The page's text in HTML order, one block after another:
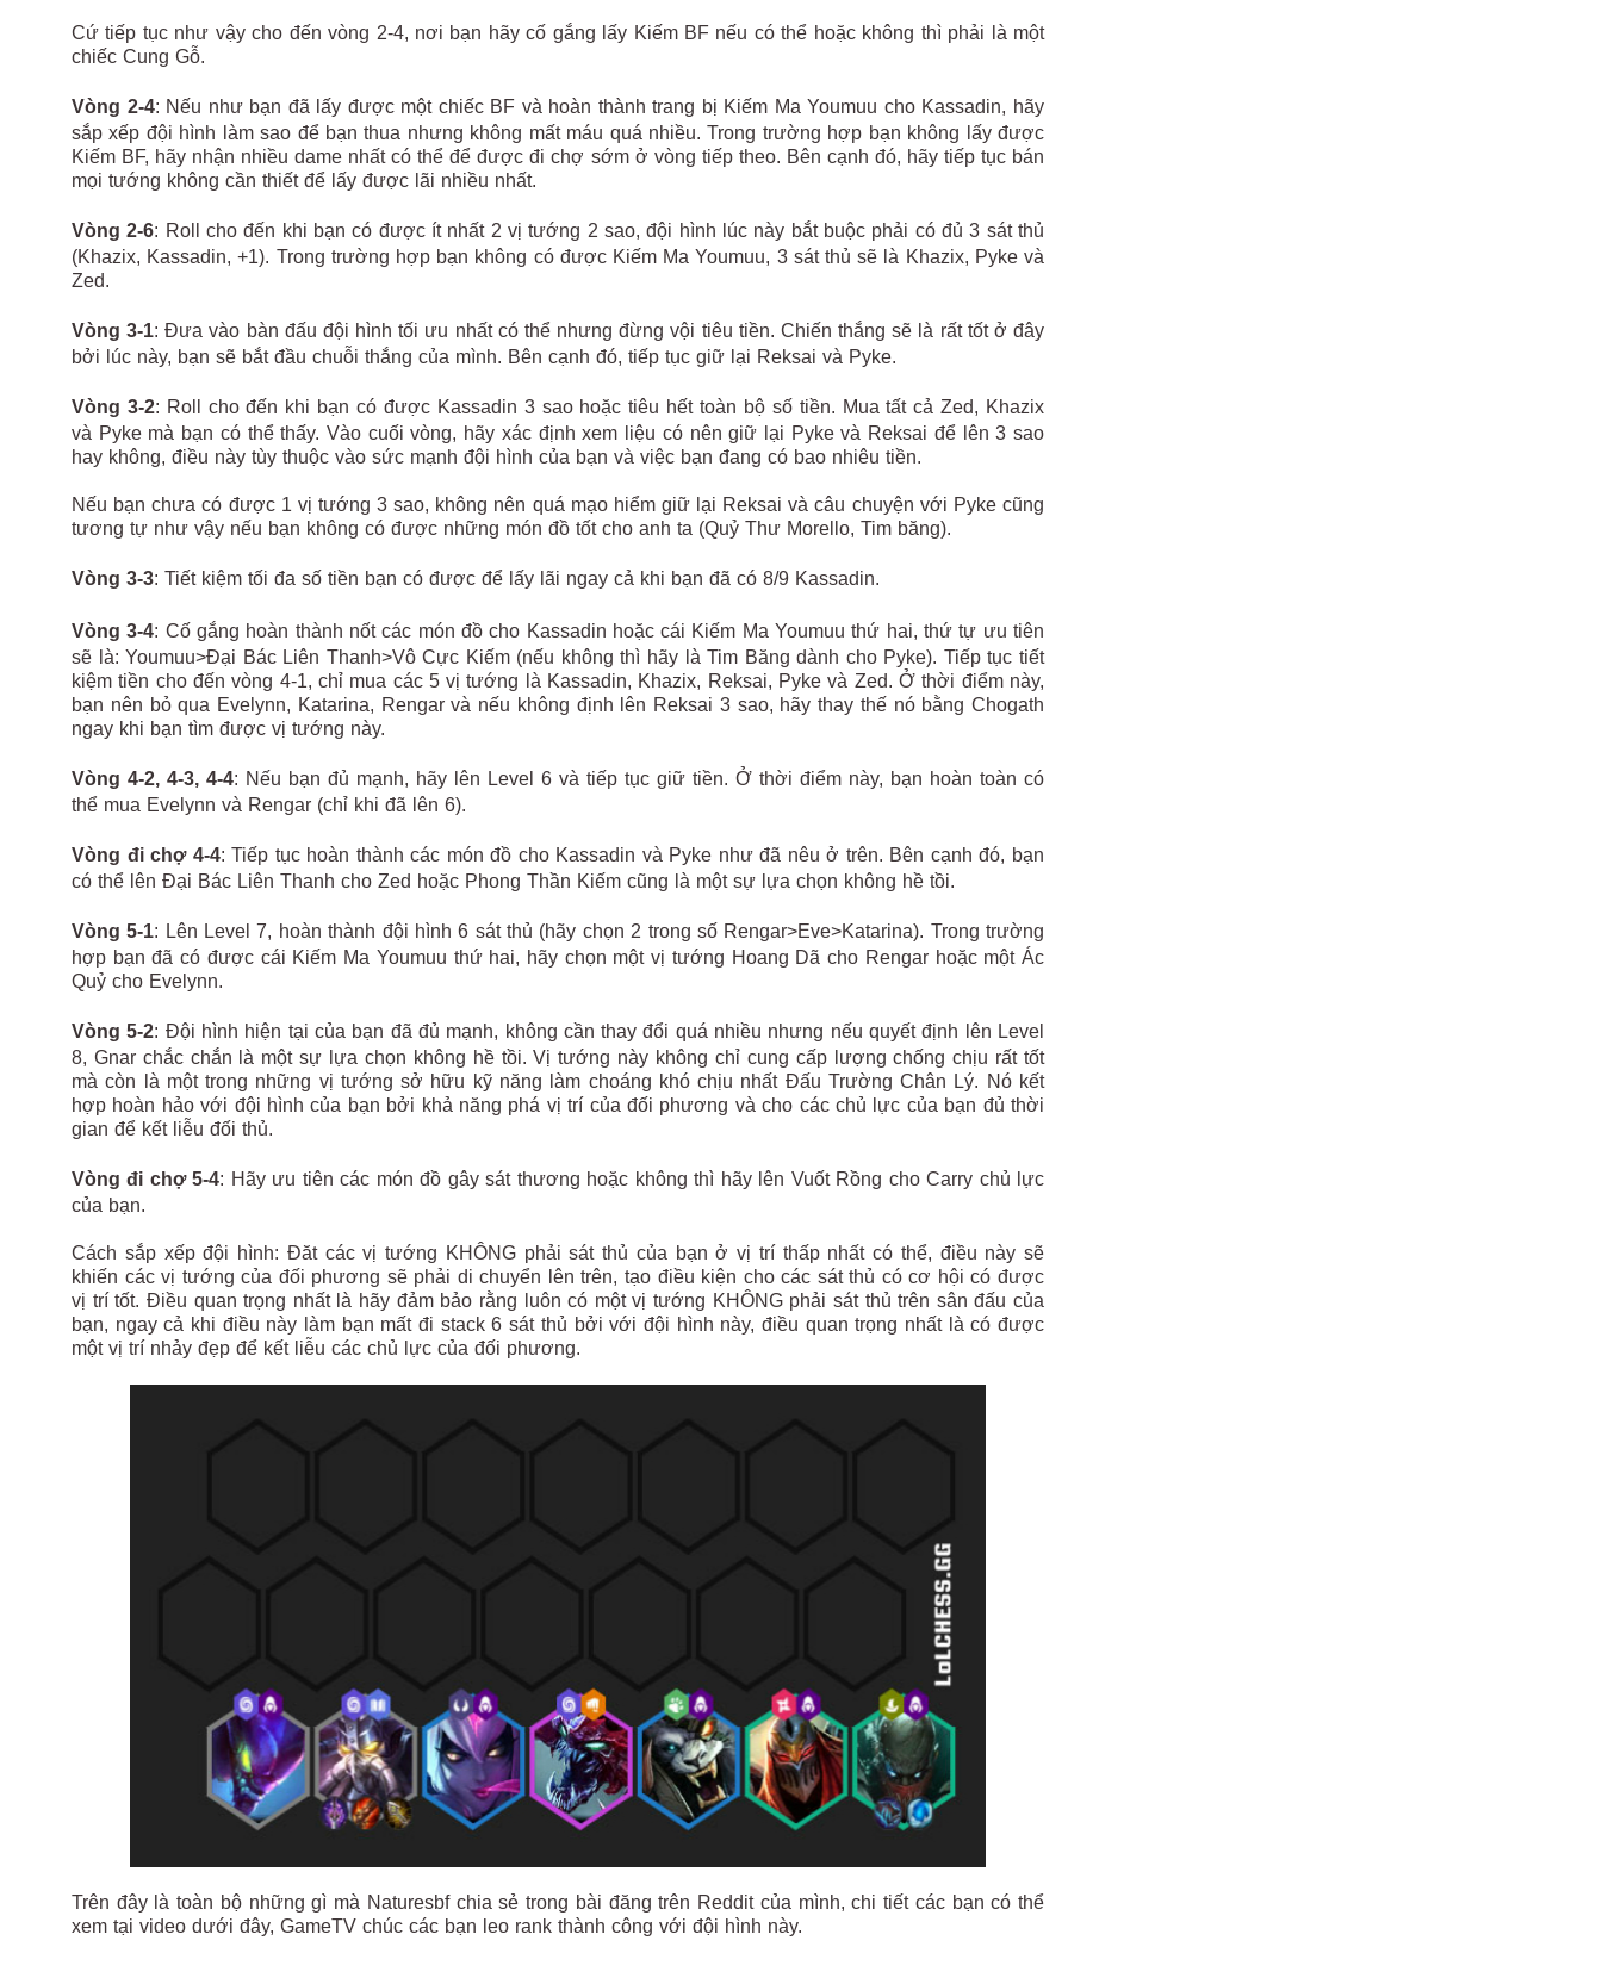
Cứ tiếp tục như vậy cho đến vòng 2-4, nơi bạn hãy cố gắng lấy Kiếm BF nếu có thể hoặc không thì phải là một
chiếc Cung Gỗ.
Vòng 2-4: Nếu như bạn đã lấy được một chiếc BF và hoàn thành trang bị Kiếm Ma Youmuu cho Kassadin, hãy
sắp xếp đội hình làm sao để bạn thua nhưng không mất máu quá nhiều. Trong trường hợp bạn không lấy được
Kiếm BF, hãy nhận nhiều dame nhất có thể để được đi chợ sớm ở vòng tiếp theo. Bên cạnh đó, hãy tiếp tục bán
mọi tướng không cần thiết để lấy được lãi nhiều nhất.
Vòng 2-6: Roll cho đến khi bạn có được ít nhất 2 vị tướng 2 sao, đội hình lúc này bắt buộc phải có đủ 3 sát thủ
(Khazix, Kassadin, +1). Trong trường hợp bạn không có được Kiếm Ma Youmuu, 3 sát thủ sẽ là Khazix, Pyke và
Zed.
Vòng 3-1: Đưa vào bàn đấu đội hình tối ưu nhất có thể nhưng đừng vội tiêu tiền. Chiến thắng sẽ là rất tốt ở đây
bởi lúc này, bạn sẽ bắt đầu chuỗi thắng của mình. Bên cạnh đó, tiếp tục giữ lại Reksai và Pyke.
Vòng 3-2: Roll cho đến khi bạn có được Kassadin 3 sao hoặc tiêu hết toàn bộ số tiền. Mua tất cả Zed, Khazix
và Pyke mà bạn có thể thấy. Vào cuối vòng, hãy xác định xem liệu có nên giữ lại Pyke và Reksai để lên 3 sao
hay không, điều này tùy thuộc vào sức mạnh đội hình của bạn và việc bạn đang có bao nhiêu tiền.
Nếu bạn chưa có được 1 vị tướng 3 sao, không nên quá mạo hiểm giữ lại Reksai và câu chuyện với Pyke cũng
tương tự như vậy nếu bạn không có được những món đồ tốt cho anh ta (Quỷ Thư Morello, Tim băng).
Vòng 3-3: Tiết kiệm tối đa số tiền bạn có được để lấy lãi ngay cả khi bạn đã có 8/9 Kassadin.
Vòng 3-4: Cố gắng hoàn thành nốt các món đồ cho Kassadin hoặc cái Kiếm Ma Youmuu thứ hai, thứ tự ưu tiên
sẽ là: Youmuu>Đại Bác Liên Thanh>Vô Cực Kiếm (nếu không thì hãy là Tim Băng dành cho Pyke). Tiếp tục tiết
kiệm tiền cho đến vòng 4-1, chỉ mua các 5 vị tướng là Kassadin, Khazix, Reksai, Pyke và Zed. Ở thời điểm này,
bạn nên bỏ qua Evelynn, Katarina, Rengar và nếu không định lên Reksai 3 sao, hãy thay thế nó bằng Chogath
ngay khi bạn tìm được vị tướng này.
Vòng 4-2, 4-3, 4-4: Nếu bạn đủ mạnh, hãy lên Level 6 và tiếp tục giữ tiền. Ở thời điểm này, bạn hoàn toàn có
thể mua Evelynn và Rengar (chỉ khi đã lên 6).
Vòng đi chợ 4-4: Tiếp tục hoàn thành các món đồ cho Kassadin và Pyke như đã nêu ở trên. Bên cạnh đó, bạn
có thể lên Đại Bác Liên Thanh cho Zed hoặc Phong Thần Kiếm cũng là một sự lựa chọn không hề tồi.
Vòng 5-1: Lên Level 7, hoàn thành đội hình 6 sát thủ (hãy chọn 2 trong số Rengar>Eve>Katarina). Trong trường
hợp bạn đã có được cái Kiếm Ma Youmuu thứ hai, hãy chọn một vị tướng Hoang Dã cho Rengar hoặc một Ác
Quỷ cho Evelynn.
Vòng 5-2: Đội hình hiện tại của bạn đã đủ mạnh, không cần thay đổi quá nhiều nhưng nếu quyết định lên Level
8, Gnar chắc chắn là một sự lựa chọn không hề tồi. Vị tướng này không chỉ cung cấp lượng chống chịu rất tốt
mà còn là một trong những vị tướng sở hữu kỹ năng làm choáng khó chịu nhất Đấu Trường Chân Lý. Nó kết
hợp hoàn hảo với đội hình của bạn bởi khả năng phá vị trí của đối phương và cho các chủ lực của bạn đủ thời
gian để kết liễu đối thủ.
Vòng đi chợ 5-4: Hãy ưu tiên các món đồ gây sát thương hoặc không thì hãy lên Vuốt Rồng cho Carry chủ lực
của bạn.
Cách sắp xếp đội hình: Đăt các vị tướng KHÔNG phải sát thủ của bạn ở vị trí thấp nhất có thể, điều này sẽ
khiến các vị tướng của đối phương sẽ phải di chuyển lên trên, tạo điều kiện cho các sát thủ có cơ hội có được
vị trí tốt. Điều quan trọng nhất là hãy đảm bảo rằng luôn có một vị tướng KHÔNG phải sát thủ trên sân đấu của
bạn, ngay cả khi điều này làm bạn mất đi stack 6 sát thủ bởi với đội hình này, điều quan trọng nhất là có được
một vị trí nhảy đẹp để kết liễu các chủ lực của đối phương.
Trên đây là toàn bộ những gì mà Naturesbf chia sẻ trong bài đăng trên Reddit của mình, chi tiết các bạn có thể
xem tại video dưới đây, GameTV chúc các bạn leo rank thành công với đội hình này.